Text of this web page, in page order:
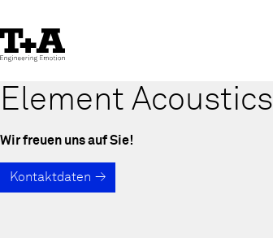
to
Content
Element Acoustics
Wir freuen uns auf Sie!
Kontaktdaten